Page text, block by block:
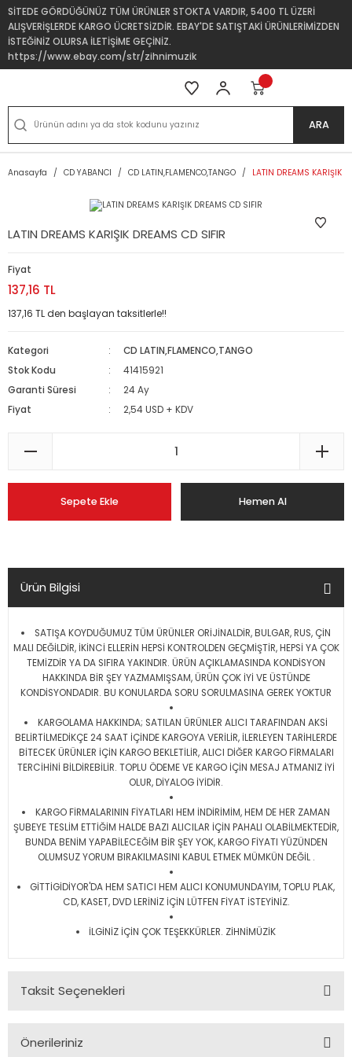
SİTEDE GÖRDÜĞÜNÜZ TÜM ÜRÜNLER STOKTA VARDIR, 5400 TL ÜZERİ
ALIŞVERİŞLERDE KARGO ÜCRETSİZDİR. EBAY'DE SATIŞTAKİ ÜRÜNLERİMİZDEN
İSTEĞİNİZ OLURSA İLETİŞİME GEÇİNİZ.
https://www.ebay.com/str/zihnimuzik
ARA
Anasayfa CD YABANCI CD LATIN,FLAMENCO,TANGO LATIN DREAMS KARIŞIK
LATIN DREAMS KARIŞIK DREAMS CD SIFIR
Fiyat
137,16 TL
137,16 TL den başlayan taksitlerle!!
Kategori
CD LATIN,FLAMENCO,TANGO
Stok Kodu
41415921
Garanti Süresi
24 Ay
Fiyat
2,54 USD + KDV
Sepete Ekle Hemen Al
Ürün Bilgisi
SATIŞA KOYDUĞUMUZ TÜM ÜRÜNLER ORİJİNALDİR, BULGAR, RUS, ÇİN
MALI DEĞİLDİR, İKİNCİ ELLERİN HEPSİ KONTROLDEN GEÇMİŞTİR, HEPSİ YA ÇOK
TEMİZDİR YA DA SIFIRA YAKINDIR. ÜRÜN AÇIKLAMASINDA KONDİSYON
HAKKINDA BİR ŞEY YAZMAMIŞSAM, ÜRÜN ÇOK İYİ VE ÜSTÜNDE
KONDİSYONDADIR. BU KONULARDA SORU SORULMASINA GEREK YOKTUR
KARGOLAMA HAKKINDA; SATILAN ÜRÜNLER ALICI TARAFINDAN AKSİ
BELİRTİLMEDİKÇE 24 SAAT İÇİNDE KARGOYA VERİLİR, İLERLEYEN TARİHLERDE
BİTECEK ÜRÜNLER İÇİN KARGO BEKLETİLİR, ALICI DİĞER KARGO FİRMALARI
TERCİHİNİ BİLDİREBİLİR. TOPLU ÖDEME VE KARGO İÇİN MESAJ ATMANIZ İYİ
OLUR, DİYALOG İYİDİR.
KARGO FİRMALARININ FİYATLARI HEM İNDİRİMİM, HEM DE HER ZAMAN
ŞUBEYE TESLİM ETTİĞİM HALDE BAZI ALICILAR İÇİN PAHALI OLABİLMEKTEDİR,
BUNDA BENİM YAPABİLECEĞİM BİR ŞEY YOK, KARGO FİYATI YÜZÜNDEN
OLUMSUZ YORUM BIRAKILMASINI KABUL ETMEK MÜMKÜN DEĞİL .
GİTTİGİDİYOR'DA HEM SATICI HEM ALICI KONUMUNDAYIM, TOPLU PLAK,
CD, KASET, DVD LERİNİZ İÇİN LÜTFEN FİYAT İSTEYİNİZ.
İLGİNİZ İÇİN ÇOK TEŞEKKÜRLER. ZİHNİMÜZİK
Taksit Seçenekleri
Önerileriniz